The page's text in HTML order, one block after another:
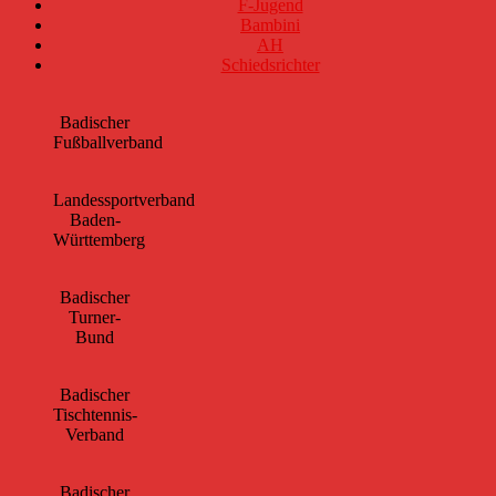
F-Jugend
Bambini
AH
Schiedsrichter
Badischer
Fußballverband
Landessportverband
Baden-
Württemberg
Badischer
Turner-
Bund
Badischer
Tischtennis-
Verband
Badischer